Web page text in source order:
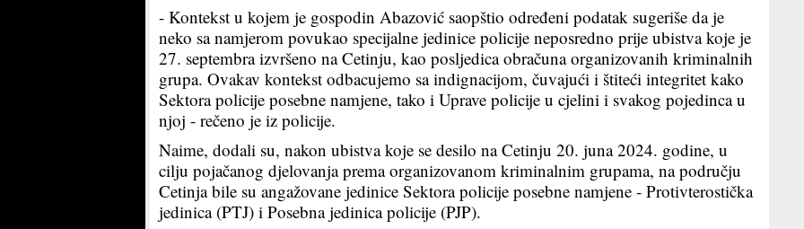
- Kontekst u kojem je gospodin Abazović saopštio određeni podatak sugeriše da je
neko sa namjerom povukao specijalne jedinice policije neposredno prije ubistva koje je
27. septembra izvršeno na Cetinju, kao posljedica obračuna organizovanih kriminalnih
grupa. Ovakav kontekst odbacujemo sa indignacijom, čuvajući i štiteći integritet kako
Sektora policije posebne namjene, tako i Uprave policije u cjelini i svakog pojedinca u
njoj - rečeno je iz policije.
Naime, dodali su, nakon ubistva koje se desilo na Cetinju 20. juna 2024. godine, u
cilju pojačanog djelovanja prema organizovanom kriminalnim grupama, na području
Cetinja bile su angažovane jedinice Sektora policije posebne namjene - Protivterostička
jedinica (PTJ) i Posebna jedinica policije (PJP).